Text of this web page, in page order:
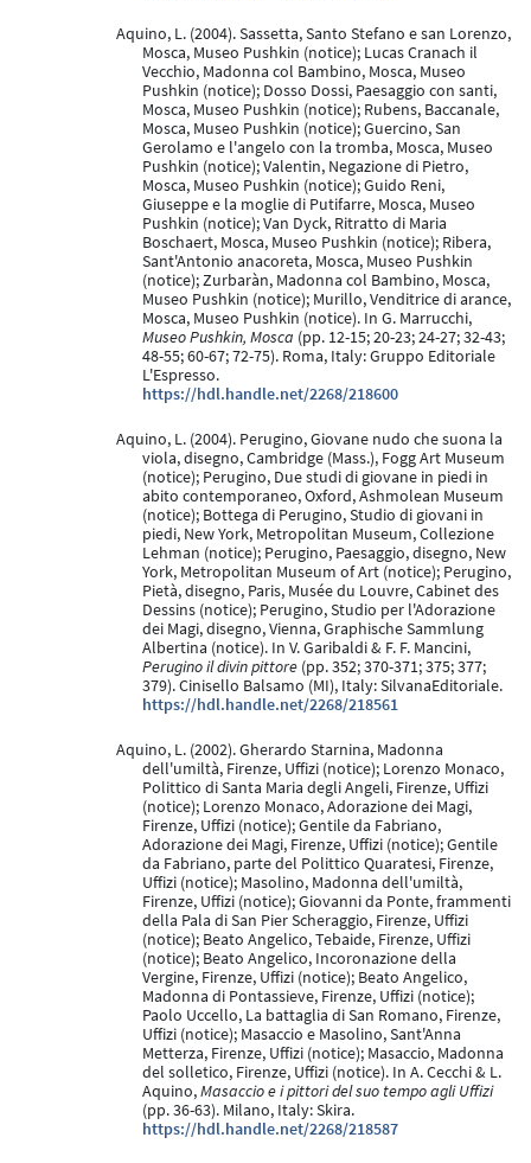
Aquino, L. (2004). Sassetta, Santo Stefano e san Lorenzo,
Mosca, Museo Pushkin (notice); Lucas Cranach il
Vecchio, Madonna col Bambino, Mosca, Museo
Pushkin (notice); Dosso Dossi, Paesaggio con santi,
Mosca, Museo Pushkin (notice); Rubens, Baccanale,
Mosca, Museo Pushkin (notice); Guercino, San
Gerolamo e l'angelo con la tromba, Mosca, Museo
Pushkin (notice); Valentin, Negazione di Pietro,
Mosca, Museo Pushkin (notice); Guido Reni,
Giuseppe e la moglie di Putifarre, Mosca, Museo
Pushkin (notice); Van Dyck, Ritratto di Maria
Boschaert, Mosca, Museo Pushkin (notice); Ribera,
Sant'Antonio anacoreta, Mosca, Museo Pushkin
(notice); Zurbaràn, Madonna col Bambino, Mosca,
Museo Pushkin (notice); Murillo, Venditrice di arance,
Mosca, Museo Pushkin (notice). In G. Marrucchi,
Museo Pushkin, Mosca (pp. 12-15; 20-23; 24-27; 32-43;
48-55; 60-67; 72-75). Roma, Italy: Gruppo Editoriale
L'Espresso.
https://hdl.handle.net/2268/218600
Aquino, L. (2004). Perugino, Giovane nudo che suona la
viola, disegno, Cambridge (Mass.), Fogg Art Museum
(notice); Perugino, Due studi di giovane in piedi in
abito contemporaneo, Oxford, Ashmolean Museum
(notice); Bottega di Perugino, Studio di giovani in
piedi, New York, Metropolitan Museum, Collezione
Lehman (notice); Perugino, Paesaggio, disegno, New
York, Metropolitan Museum of Art (notice); Perugino,
Pietà, disegno, Paris, Musée du Louvre, Cabinet des
Dessins (notice); Perugino, Studio per l'Adorazione
dei Magi, disegno, Vienna, Graphische Sammlung
Albertina (notice). In V. Garibaldi & F. F. Mancini,
Perugino il divin pittore (pp. 352; 370-371; 375; 377;
379). Cinisello Balsamo (MI), Italy: SilvanaEditoriale.
https://hdl.handle.net/2268/218561
Aquino, L. (2002). Gherardo Starnina, Madonna
dell'umiltà, Firenze, Uffizi (notice); Lorenzo Monaco,
Polittico di Santa Maria degli Angeli, Firenze, Uffizi
(notice); Lorenzo Monaco, Adorazione dei Magi,
Firenze, Uffizi (notice); Gentile da Fabriano,
Adorazione dei Magi, Firenze, Uffizi (notice); Gentile
da Fabriano, parte del Polittico Quaratesi, Firenze,
Uffizi (notice); Masolino, Madonna dell'umiltà,
Firenze, Uffizi (notice); Giovanni da Ponte, frammenti
della Pala di San Pier Scheraggio, Firenze, Uffizi
(notice); Beato Angelico, Tebaide, Firenze, Uffizi
(notice); Beato Angelico, Incoronazione della
Vergine, Firenze, Uffizi (notice); Beato Angelico,
Madonna di Pontassieve, Firenze, Uffizi (notice);
Paolo Uccello, La battaglia di San Romano, Firenze,
Uffizi (notice); Masaccio e Masolino, Sant'Anna
Metterza, Firenze, Uffizi (notice); Masaccio, Madonna
del solletico, Firenze, Uffizi (notice). In A. Cecchi & L.
Aquino,Masaccio e i pittori del suo tempo agli Uffizi
(pp. 36-63). Milano, Italy: Skira.
https://hdl.handle.net/2268/218587